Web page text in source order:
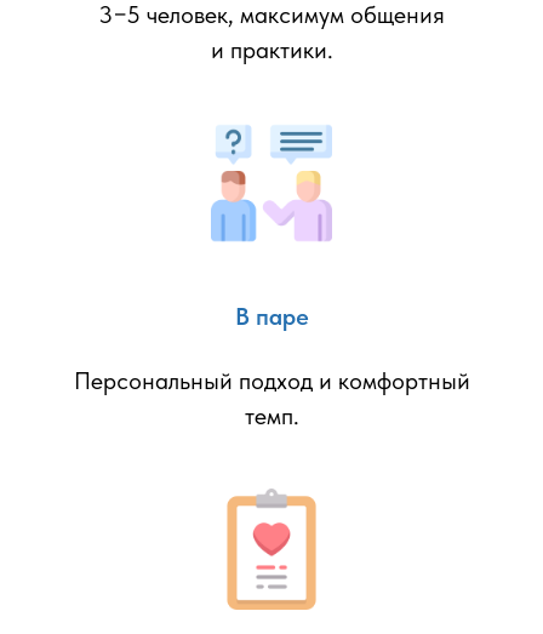
3−5 человек, максимум общения
и практики.
В паре
Персональный подход и комфортный
темп.